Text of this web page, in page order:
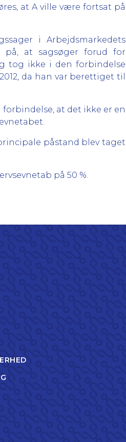
at A ville være fortsat på
i Arbejdsmarkedets
på, at sagsøger forud for
tog ikke i den forbindelse
da han var berettiget til
at det ikke er en
påstand blev taget
på 50 %.